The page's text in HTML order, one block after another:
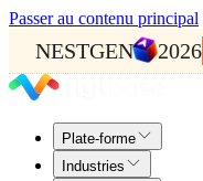
Passer au contenu principal
NESTGEN 2026
Plate-forme
Industries